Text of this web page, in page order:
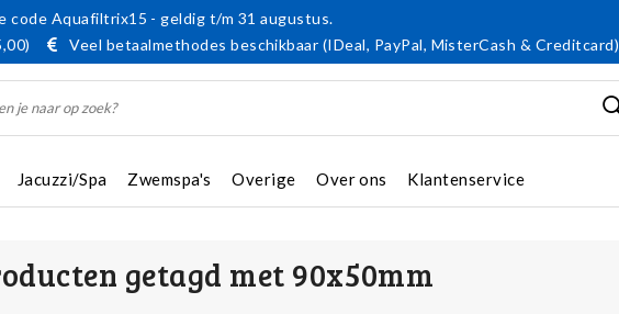
Aquafiltrix15 - geldig t/m 31 augustus.
Veel betaalmethodes beschikbaar (IDeal, PayPal, MisterCash & Creditcard)
Jacuzzi/Spa Zwemspa's Overige Over ons Klantenservice
getagd met 90x50mm